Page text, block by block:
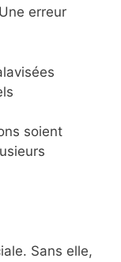
erreur
soient
Sans elle,